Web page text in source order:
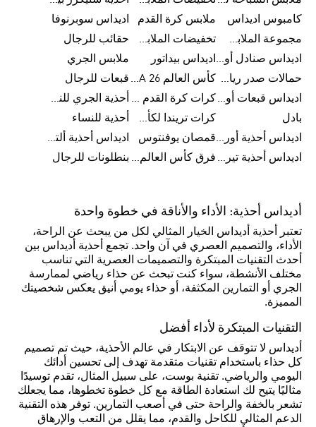
كامبوس اديداس
ملابس كرة القدم
اديداس سوبرنوفا
مجموعة الملابس الرياضية
تخفيضات الملابس للرجال
حقائب للرجال
اديداس صنادل أورجينال للنساء اديداس بيداتور
ملابس الجري
حمالات صدر رياضية
كأس العالم FIFA 26™ قبعات للرجال
اديداس قبعات أورجينال للرجال
كرات كرة القدم للرجال
أحذية الجري للنساء
بادل
كرات تريندا لكأس العالم FIFA 26™
أحذية للنساء
اديداس أحذية أورجينال للرجالقمصان يوفنتوس
اديداس أحذية ألترا بوست للرجال
اديداس أحذية تيريكس
فرق كأس العالم FIFA 26™ بنطلونات للرجال
أديداس أحذية: الأداء والأناقة في خطوة واحدة
تعتبر أحذية أديداس الخيار المثالي لكل من يبحث عن الراحة،
الأداء، والتصميم العصري في آن واحد. تجمع أحذية أديداس بين
أحدث التقنيات المبتكرة والتصميمات العصرية التي تناسب
مختلف الأنشطة، سواء كنت تبحث عن حذاء رياضي لممارسة
الجري أو التمارين المكثفة، أو حذاء يومي أنيق يعكس شخصيتك
المميزة.
التقنيات المبتكرة لأداء أفضل
أديداس لا تتوقف عن الابتكار في عالم الأحذية، حيث تم تصميم
كل حذاء باستخدام تقنيات متقدمة تهدف إلى تحسين أدائك
اليومي والرياضي. تقنية بوست، على سبيل المثال، تقدم توسيدًا
مثاليًا يتيح لك استعادة الطاقة مع كل خطوة تخطوها، مما يجعلك
تشعر بالخفة والراحة حتى في أصعب التمارين. توفر هذه التقنية
الدعم المثالي للكاحل والقدم، مما يقلل من التعب والإرهاق